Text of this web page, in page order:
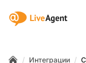
:site.title
/ Интеграции /